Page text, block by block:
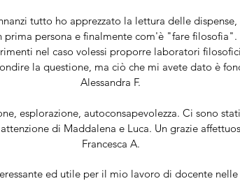
tutto ho apprezzato la lettura delle
persona e finalmente com'è "fare
nel caso volessi proporre laboratori
la questione, ma ciò che mi avete dato è
Alessandra F.
esplorazione, autoconsapevolezza. Ci sono
di Maddalena e Luca. Un grazie
Francesca A.
ed utile per il mio lavoro di docente nelle